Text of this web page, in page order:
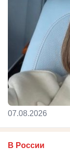
07.08.2026
В России